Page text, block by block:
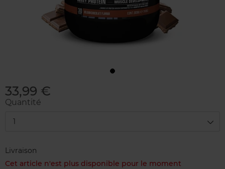
33,99 €
Quantité
1
Livraison
Cet article n'est plus disponible pour le moment